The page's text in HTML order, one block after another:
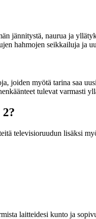
jännitystä, naurua ja
hahmojen seikkailuja ja
joiden myötä tarina saa
tulevat varmasti
televisioruudun lisäksi
laitteidesi kunto ja